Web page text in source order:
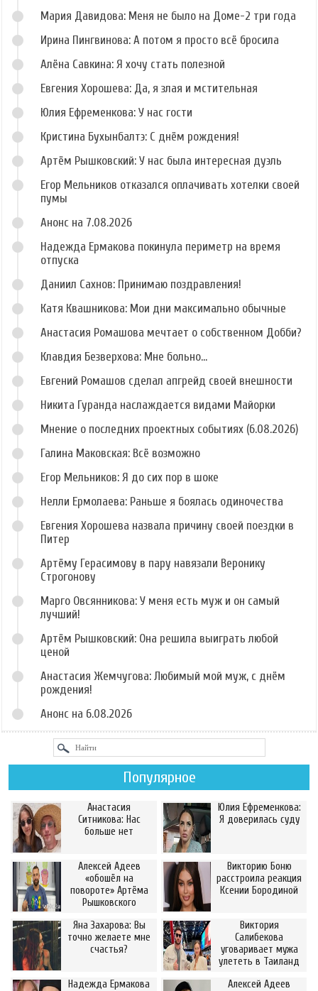
Мария Давидова: Меня не было на Доме-2 три года
Ирина Пингвинова: А потом я просто всё бросила
Алёна Савкина: Я хочу стать полезной
Евгения Хорошева: Да, я злая и мстительная
Юлия Ефременкова: У нас гости
Кристина Бухынбалтэ: С днём рождения!
Артём Рышковский: У нас была интересная дуэль
Егор Мельников отказался оплачивать хотелки своей
пумы
Анонс на 7.08.2026
Надежда Ермакова покинула периметр на время
отпуска
Даниил Сахнов: Принимаю поздравления!
Катя Квашникова: Мои дни максимально обычные
Анастасия Ромашова мечтает о собственном Добби?
Клавдия Безверхова: Мне больно...
Евгений Ромашов сделал апгрейд своей внешности
Никита Гуранда наслаждается видами Майорки
Мнение о последних проектных событиях (6.08.2026)
Галина Маковская: Всё возможно
Егор Мельников: Я до сих пор в шоке
Нелли Ермолаева: Раньше я боялась одиночества
Евгения Хорошева назвала причину своей поездки в
Питер
Артёму Герасимову в пару навязали Веронику
Строгонову
Марго Овсянникова: У меня есть муж и он самый
лучший!
Артём Рышковский: Она решила выиграть любой
ценой
Анастасия Жемчугова: Любимый мой муж, с днём
рождения!
Анонс на 6.08.2026
Популярное
Анастасия
Ситникова: Нас
больше нет
Юлия Ефременкова:
Я доверилась суду
Алексей Адеев
«обошёл на
повороте» Артёма
Рышковского
Викторию Боню
расстроила реакция
Ксении Бородиной
Яна Захарова: Вы
точно желаете мне
счастья?
Виктория
Салибекова
уговаривает мужа
улететь в Таиланд
Надежда Ермакова
Алексей Адеев